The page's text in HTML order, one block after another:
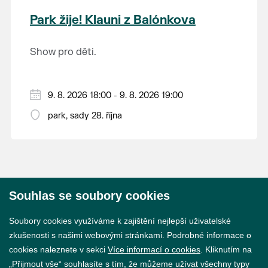
krajina na světě, která je zapsána na Seznam
světového přírodního a kulturního dědictví
Park žije! Klauni z Balónkova
Show pro děti.
9. 8. 2026 18:00 - 9. 8. 2026 19:00
park, sady 28. října
Souhlas se soubory cookies
Soubory cookies využíváme k zajištění nejlepší uživatelské
zkušenosti s našimi webovými stránkami. Podrobné informace o
cookies naleznete v sekci Více informací o cookies . Kliknutím na
„Přijmout vše“ souhlasíte s tím, že můžeme užívat všechny typy